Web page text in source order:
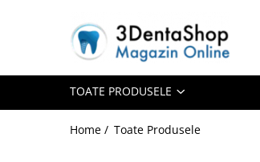
Toate Produsele
Aparate de FrezatTOATE PRODUSELE
Home / Toate Produsele